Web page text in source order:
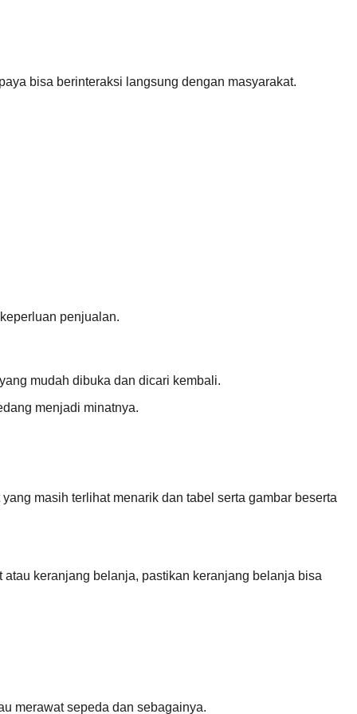
bisa berinteraksi langsung dengan masyarakat.
penjualan.
mudah dibuka dan dicari kembali.
menjadi minatnya.
masih terlihat menarik dan tabel serta gambar beserta
keranjang belanja, pastikan keranjang belanja bisa
merawat sepeda dan sebagainya.